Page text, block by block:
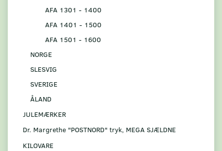
AFA 1301 - 1400
AFA 1401 - 1500
AFA 1501 - 1600
NORGE
SLESVIG
SVERIGE
ÅLAND
JULEMÆRKER
Dr. Margrethe "POSTNORD" tryk, MEGA SJÆLDNE
KILOVARE